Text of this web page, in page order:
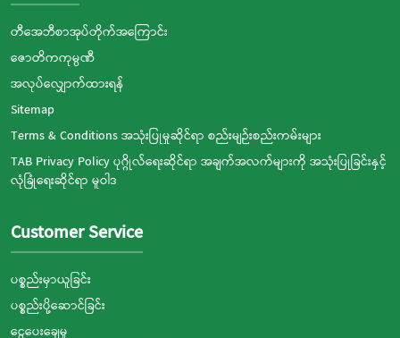
တီအေဘီစာအုပ်တိုက်အကြောင်း
ဇောတိကကုမ္ပဏီ
အလုပ်လျှောက်ထားရန်
Sitemap
Terms & Conditions အသုံးပြုမှုဆိုင်ရာ စည်းမျဉ်းစည်းကမ်းများ
TAB Privacy Policy ပုဂ္ဂိုလ်ရေးဆိုင်ရာ အချက်အလက်များကို အသုံးပြုခြင်းနှင့်
လုံခြုံရေးဆိုင်ရာ မူဝါဒ
Customer Service
ပစ္စည်းမှာယူခြင်း
ပစ္စည်းပို့ဆောင်ခြင်း
ငွေပေးချေမှု